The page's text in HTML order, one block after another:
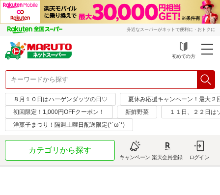
身近なスーパーがネットで便利に・おトクに
初めての方
８月１０日はハーゲンダッツの日♡
夏休み応援キャンペーン！最大２
初回限定！1,000円OFFクーポン！
新鮮野菜
１１日、２２日は
洋菓子まつり！隔週土曜日配送限定(*´ω`*)
カテゴリから探す
キャンペーン 楽天会員登録 ログイン